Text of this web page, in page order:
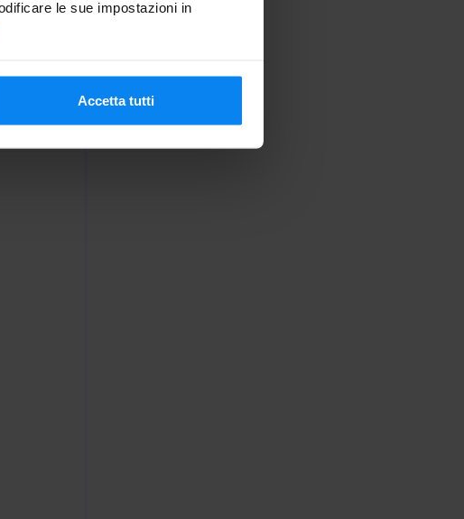
le sue impostazioni in
Accetta tutti